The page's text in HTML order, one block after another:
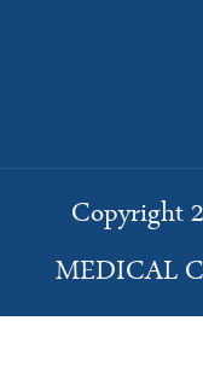
Copyright
MEDICAL
Reserved |